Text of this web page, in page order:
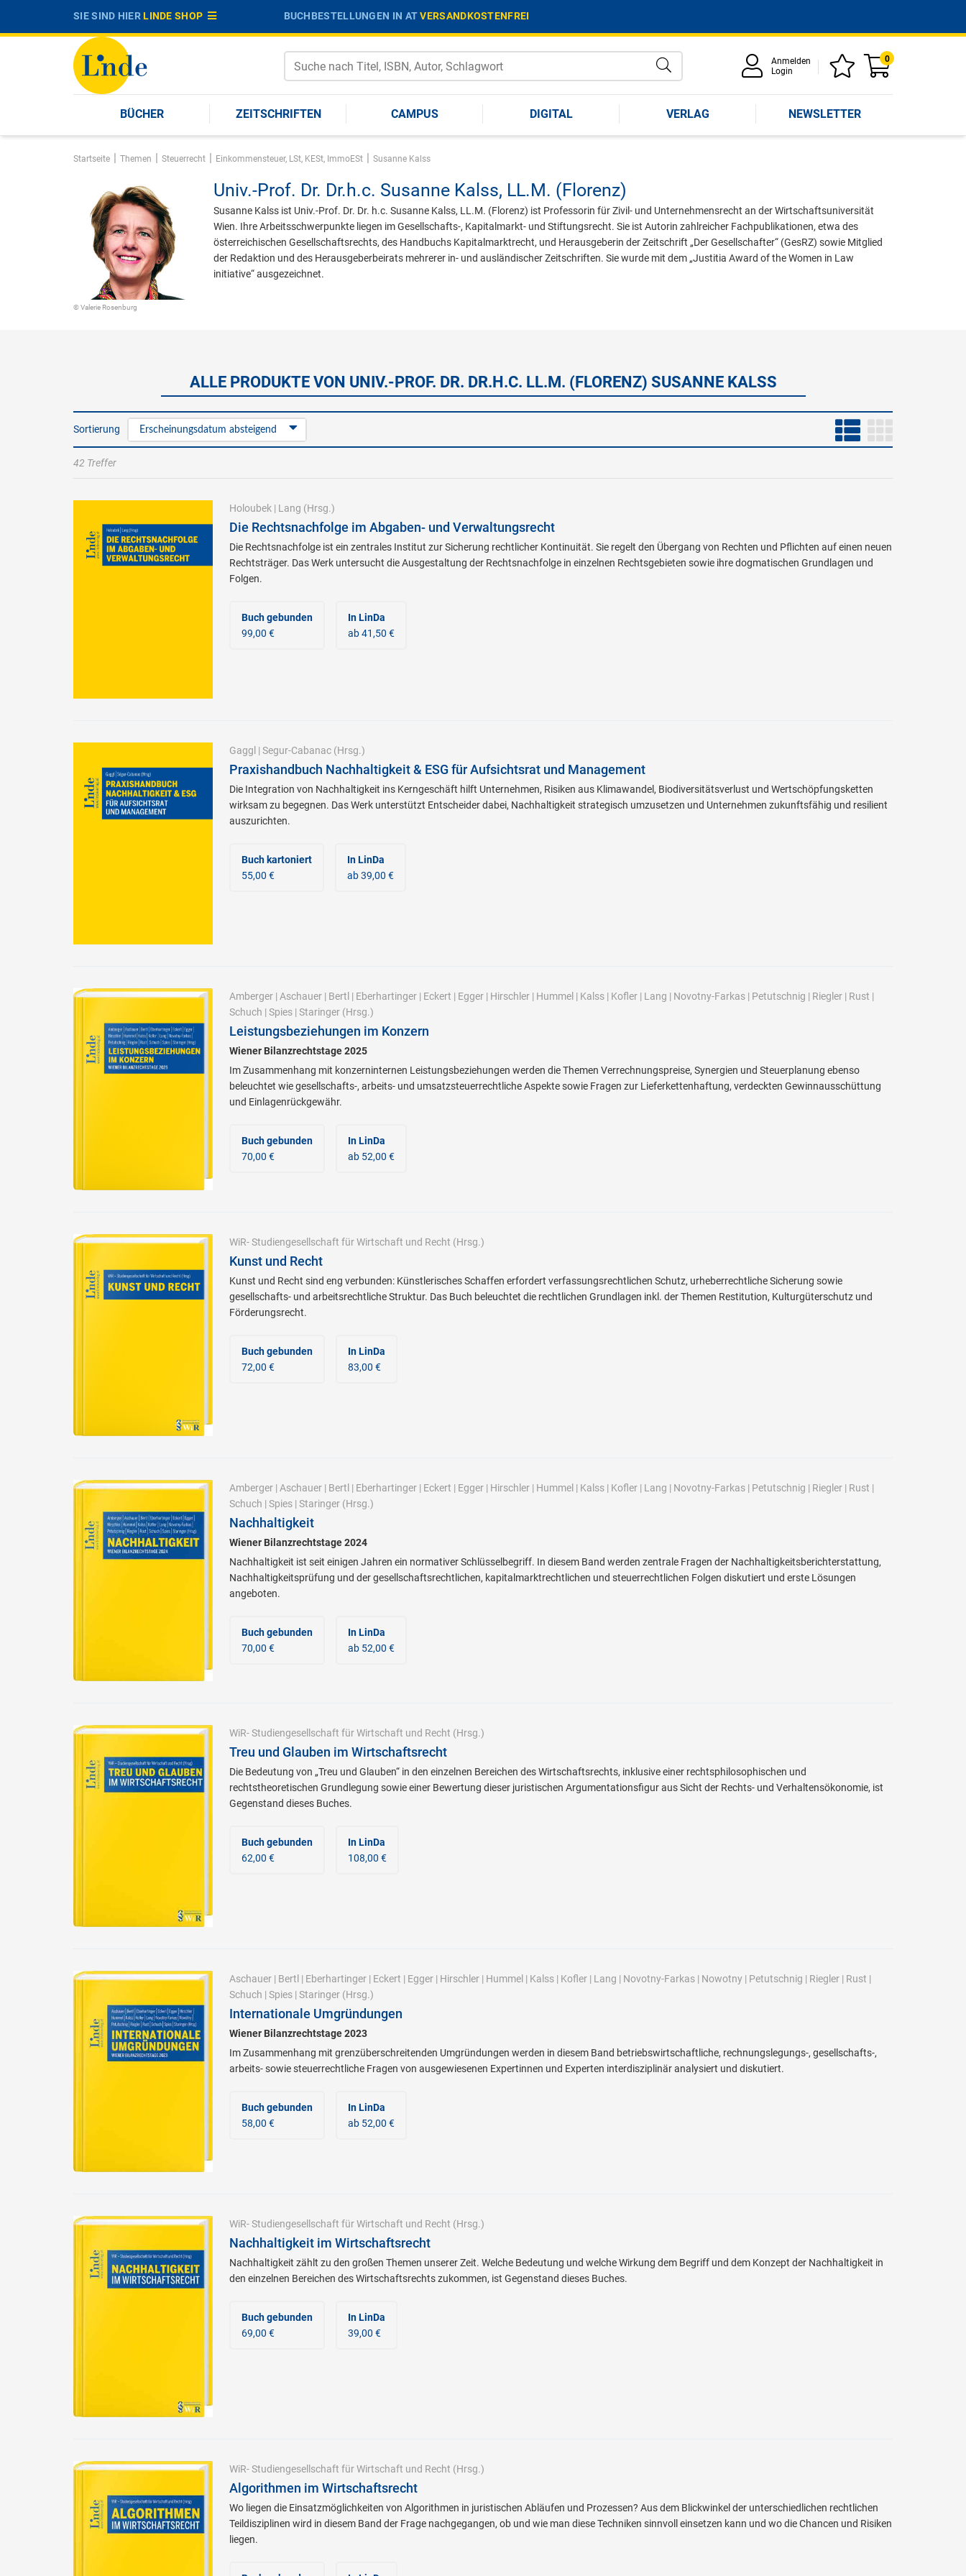
SIE SIND HIERLINDE SHOP BUCHBESTELLUNGEN IN ATVERSANDKOSTENFREI
Anmelden
Login
0
BÜCHER ZEITSCHRIFTEN CAMPUS DIGITAL VERLAG NEWSLETTER
Startseite | Themen | Steuerrecht | Einkommensteuer, LSt, KESt, ImmoESt | Susanne Kalss
© Valerie Rosenburg
Univ.-Prof. Dr. Dr.h.c. Susanne Kalss, LL.M. (Florenz)
Susanne Kalss ist Univ.-Prof. Dr. Dr. h.c. Susanne Kalss, LL.M. (Florenz) ist Professorin für Zivil- und Unternehmensrecht an der Wirtschaftsuniversität
Wien. Ihre Arbeitsschwerpunkte liegen im Gesellschafts-, Kapitalmarkt- und Stiftungsrecht. Sie ist Autorin zahlreicher Fachpublikationen, etwa des
österreichischen Gesellschaftsrechts, des Handbuchs Kapitalmarktrecht, und Herausgeberin der Zeitschrift „Der Gesellschafter“ (GesRZ) sowie Mitglied
der Redaktion und des Herausgeberbeirats mehrerer in- und ausländischer Zeitschriften. Sie wurde mit dem „Justitia Award of the Women in Law
initiative“ ausgezeichnet.
ALLE PRODUKTE VON UNIV.-PROF. DR. DR.H.C. LL.M. (FLORENZ) SUSANNE KALSS
Sortierung Erscheinungsdatum absteigend
42 Treffer
Holoubek| Lang (Hrsg.)
Die Rechtsnachfolge im Abgaben- und Verwaltungsrecht
Die Rechtsnachfolge ist ein zentrales Institut zur Sicherung rechtlicher Kontinuität. Sie regelt den Übergang von Rechten und Pflichten auf einen neuen
Rechtsträger. Das Werk untersucht die Ausgestaltung der Rechtsnachfolge in einzelnen Rechtsgebieten sowie ihre dogmatischen Grundlagen und
Folgen.
Buch gebunden
99,00 €
In LinDa
ab 41,50 €
Gaggl | Segur-Cabanac(Hrsg.)
Praxishandbuch Nachhaltigkeit & ESG für Aufsichtsrat und Management
Die Integration von Nachhaltigkeit ins Kerngeschäft hilft Unternehmen, Risiken aus Klimawandel, Biodiversitätsverlust und Wertschöpfungsketten
wirksam zu begegnen. Das Werk unterstützt Entscheider dabei, Nachhaltigkeit strategisch umzusetzen und Unternehmen zukunftsfähig und resilient
auszurichten.
Buch kartoniert
55,00 €
In LinDa
ab 39,00 €
Amberger| Aschauer| Bertl | Eberhartinger| Eckert | Egger| Hirschler| Hummel | Kalss| Kofler| Lang | Novotny-Farkas| Petutschnig | Riegler| Rust |
Schuch | Spies| Staringer(Hrsg.)
Leistungsbeziehungen im Konzern
Wiener Bilanzrechtstage 2025
Im Zusammenhang mit konzerninternen Leistungsbeziehungen werden die Themen Verrechnungspreise, Synergien und Steuerplanung ebenso
beleuchtet wie gesellschafts-, arbeits- und umsatzsteuerrechtliche Aspekte sowie Fragen zur Lieferkettenhaftung, verdeckten Gewinnausschüttung
und Einlagenrückgewähr.
Buch gebunden
70,00 €
In LinDa
ab 52,00 €
WiR- Studiengesellschaft für Wirtschaft und Recht (Hrsg.)
Kunst und Recht
Kunst und Recht sind eng verbunden: Künstlerisches Schaffen erfordert verfassungsrechtlichen Schutz, urheberrechtliche Sicherung sowie
gesellschafts- und arbeitsrechtliche Struktur. Das Buch beleuchtet die rechtlichen Grundlagen inkl. der Themen Restitution, Kulturgüterschutz und
Förderungsrecht.
Buch gebunden
72,00 €
In LinDa
83,00 €
Amberger| Aschauer| Bertl | Eberhartinger| Eckert | Egger| Hirschler| Hummel | Kalss| Kofler| Lang | Novotny-Farkas| Petutschnig | Riegler| Rust |
Schuch | Spies| Staringer(Hrsg.)
Nachhaltigkeit
Wiener Bilanzrechtstage 2024
Nachhaltigkeit ist seit einigen Jahren ein normativer Schlüsselbegriff. In diesem Band werden zentrale Fragen der Nachhaltigkeitsberichterstattung,
Nachhaltigkeitsprüfung und der gesellschaftsrechtlichen, kapitalmarktrechtlichen und steuerrechtlichen Folgen diskutiert und erste Lösungen
angeboten.
Buch gebunden
70,00 €
In LinDa
ab 52,00 €
WiR- Studiengesellschaft für Wirtschaft und Recht (Hrsg.)
Treu und Glauben im Wirtschaftsrecht
Die Bedeutung von „Treu und Glauben“ in den einzelnen Bereichen des Wirtschaftsrechts, inklusive einer rechtsphilosophischen und
rechtstheoretischen Grundlegung sowie einer Bewertung dieser juristischen Argumentationsfigur aus Sicht der Rechts- und Verhaltensökonomie, ist
Gegenstand dieses Buches.
Buch gebunden
62,00 €
In LinDa
108,00 €
Aschauer| Bertl| Eberhartinger| Eckert | Egger| Hirschler| Hummel| Kalss| Kofler| Lang | Novotny-Farkas| Nowotny| Petutschnig | Riegler| Rust |
Schuch | Spies| Staringer(Hrsg.)
Internationale Umgründungen
Wiener Bilanzrechtstage 2023
Im Zusammenhang mit grenzüberschreitenden Umgründungen werden in diesem Band betriebswirtschaftliche, rechnungslegungs-, gesellschafts-,
arbeits- sowie steuerrechtliche Fragen von ausgewiesenen Expertinnen und Experten interdisziplinär analysiert und diskutiert.
Buch gebunden
58,00 €
In LinDa
ab 52,00 €
WiR- Studiengesellschaft für Wirtschaft und Recht (Hrsg.)
Nachhaltigkeit im Wirtschaftsrecht
Nachhaltigkeit zählt zu den großen Themen unserer Zeit. Welche Bedeutung und welche Wirkung dem Begriff und dem Konzept der Nachhaltigkeit in
den einzelnen Bereichen des Wirtschaftsrechts zukommen, ist Gegenstand dieses Buches.
Buch gebunden
69,00 €
In LinDa
39,00 €
WiR- Studiengesellschaft für Wirtschaft und Recht (Hrsg.)
Algorithmen im Wirtschaftsrecht
Wo liegen die Einsatzmöglichkeiten von Algorithmen in juristischen Abläufen und Prozessen? Aus dem Blickwinkel der unterschiedlichen rechtlichen
Teildisziplinen wird in diesem Band der Frage nachgegangen, ob und wie man diese Techniken sinnvoll einsetzen kann und wo die Chancen und Risiken
liegen.